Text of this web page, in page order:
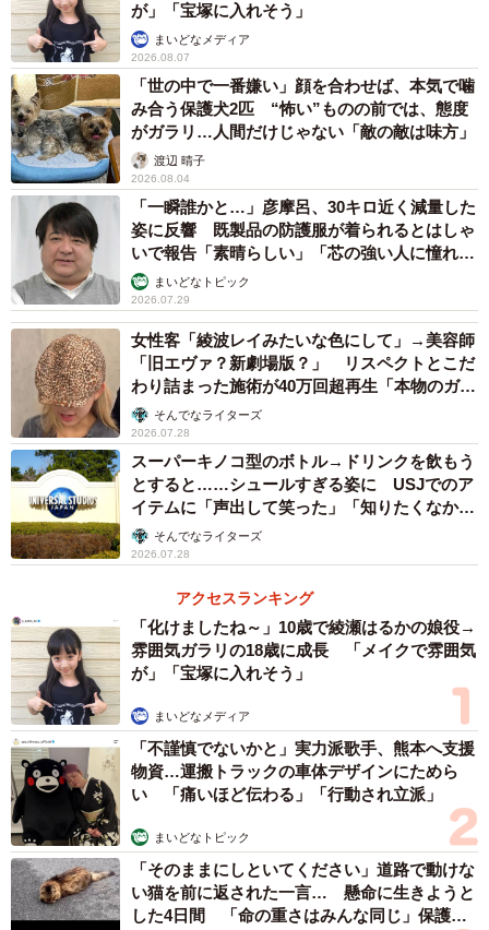
【アフター】半年～１年ほどで鍛え上げられた姿に／しらぴょんさん
（@lonestarsde66）提供
トレーニングを始めるにあたって思い出したのが、以前ス
ポーツジムで見かけた「ベストボディジャパン」のポスタ
ー。「いつか挑戦したいな」と漠然と考えていたことを思
い出し、トレーニングに励んだといいます。
「年齢別の“カッコいい肉体コンテスト”に、いつか挑戦して
みたいと思っていたんです。『年齢別ならイケる！よし、
出よう！』と思って実際に出場したんですが、結果は予選
落ち。そこから悔しくてさらにトレーニングを頑張り、次
のコンテストでは決勝進出、入賞することができました」
が」「宝塚に入れそう」
まいどなメディア
2026.08.07
「世の中で一番嫌い」顔を合わせば、本気で噛
み合う保護犬2匹 “怖い”ものの前では、態度
がガラリ…人間だけじゃない「敵の敵は味方」
渡辺 晴子
2026.08.04
「一瞬誰かと…」彦摩呂、30キロ近く減量した
姿に反響 既製品の防護服が着られるとはしゃ
いで報告「素晴らしい」「芯の強い人に憧れま
す」まいどなトピック
2026.07.29
女性客「綾波レイみたいな色にして」→美容師
「旧エヴァ？新劇場版？」 リスペクトとこだ
わり詰まった施術が40万回超再生「本物のガチ
勢」そんでなライターズ
2026.07.28
スーパーキノコ型のボトル→ドリンクを飲もう
とすると……シュールすぎる姿に USJでのア
イテムに「声出して笑った」「知りたくなかっ
た真実」
そんでなライターズ
2026.07.28
アクセスランキング
「化けましたね～」10歳で綾瀬はるかの娘役→
雰囲気ガラリの18歳に成長 「メイクで雰囲気
が」「宝塚に入れそう」
まいどなメディア
「不謹慎でないかと」実力派歌手、熊本へ支援
物資…運搬トラックの車体デザインにためら
い 「痛いほど伝わる」「行動され立派」
まいどなトピック
「そのままにしといてください」道路で動けな
い猫を前に返された一言… 懸命に生きようと
した4日間 「命の重さはみんな同じ」保護団